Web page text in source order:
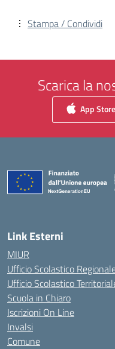
Stampa / Condividi
Scarica la
App Store
Link Esterni
MIUR
Ufficio Scolastico
Ufficio Scolastico
Scuola in Chiaro
Iscrizioni On Line
Invalsi
Comune